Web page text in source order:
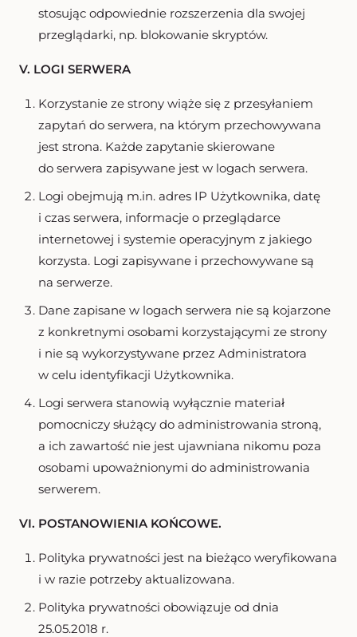
stosując odpowiednie rozszerzenia dla swojej
przeglądarki, np. blokowanie skryptów.
V. LOGI SERWERA
Korzystanie ze strony wiąże się z przesyłaniem
zapytań do serwera, na którym przechowywana
jest strona. Każde zapytanie skierowane
do serwera zapisywane jest w logach serwera.
Logi obejmują m.in. adres IP Użytkownika, datę
i czas serwera, informacje o przeglądarce
internetowej i systemie operacyjnym z jakiego
korzysta. Logi zapisywane i przechowywane są
na serwerze.
Dane zapisane w logach serwera nie są kojarzone
z konkretnymi osobami korzystającymi ze strony
i nie są wykorzystywane przez Administratora
w celu identyfikacji Użytkownika.
Logi serwera stanowią wyłącznie materiał
pomocniczy służący do administrowania stroną,
a ich zawartość nie jest ujawniana nikomu poza
osobami upoważnionymi do administrowania
serwerem.
VI. POSTANOWIENIA KOŃCOWE.
Polityka prywatności jest na bieżąco weryfikowana
i w razie potrzeby aktualizowana.
Polityka prywatności obowiązuje od dnia
25.05.2018 r.